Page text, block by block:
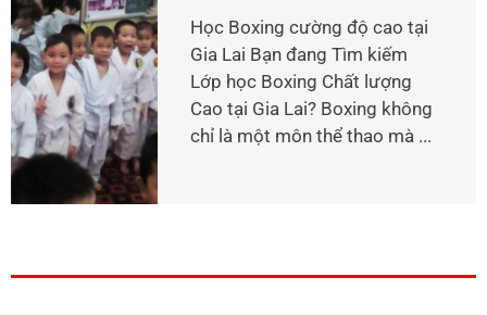
Học Boxing cường độ cao tại
Gia Lai Bạn đang Tìm kiếm
Lớp học Boxing Chất lượng
Cao tại Gia Lai? Boxing không
chỉ là một môn thể thao mà ...